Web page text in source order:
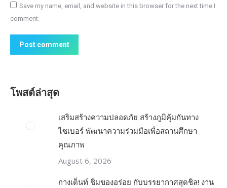
Save my name, email, and website in this browser for the next time I
comment.
Post comment
โพสต์ล่าสุด
เสริมสร้างความปลอดภัย สร้างภูมิคุ้มกันทาง
ไซเบอร์ พัฒนาความร่วมมือเพื่อสถานศึกษา
คุณภาพ
August 6, 2026
กางเต็นท์ ชิมของอร่อย กับบรรยากาศสุดชิล! งาน